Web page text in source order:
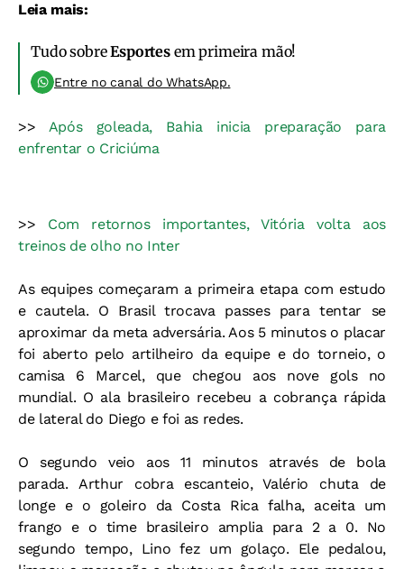
Leia mais:
Tudo sobreEsportesem primeira mão!
Entre no canal do WhatsApp.
>> Após goleada, Bahia inicia preparação para
enfrentar o Criciúma
>> Com retornos importantes, Vitória volta aos
treinos de olho no Inter
As equipes começaram a primeira etapa com estudo
e cautela. O Brasil trocava passes para tentar se
aproximar da meta adversária. Aos 5 minutos o placar
foi aberto pelo artilheiro da equipe e do torneio, o
camisa 6 Marcel, que chegou aos nove gols no
mundial. O ala brasileiro recebeu a cobrança rápida
de lateral do Diego e foi as redes.
O segundo veio aos 11 minutos através de bola
parada. Arthur cobra escanteio, Valério chuta de
longe e o goleiro da Costa Rica falha, aceita um
frango e o time brasileiro amplia para 2 a 0. No
segundo tempo, Lino fez um golaço. Ele pedalou,